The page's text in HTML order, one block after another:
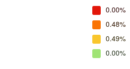
0.00%
0.48%
0.49%
0.00%